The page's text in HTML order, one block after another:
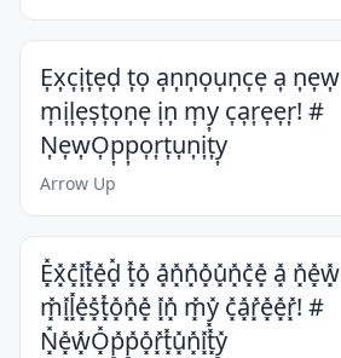
E͎x͎c͎i͎t͎e͎d͎ t͎o͎ a͎n͎n͎o͎u͎n͎c͎e͎ a͎ n͎e͎w͎
m͎i͎l͎e͎s͎t͎o͎n͎e͎ i͎n͎ m͎y͎ c͎a͎r͎e͎e͎r͎! #
N͎e͎w͎O͎p͎p͎o͎r͎t͎u͎n͎i͎t͎y͎
Arrow Up
E͓̽x͓̽c͓̽i͓̽t͓̽e͓̽d͓̽ t͓̽o͓̽ a͓̽n͓̽n͓̽o͓̽u͓̽n͓̽c͓̽e͓̽ a͓̽ n͓̽e͓̽w͓̽
m͓̽i͓̽l͓̽e͓̽s͓̽t͓̽o͓̽n͓̽e͓̽ i͓̽n͓̽ m͓̽y͓̽ c͓̽a͓̽r͓̽e͓̽e͓̽r͓̽! #
N͓̽e͓̽w͓̽O͓̽p͓̽p͓̽o͓̽r͓̽t͓̽u͓̽n͓̽i͓̽t͓̽y͓̽